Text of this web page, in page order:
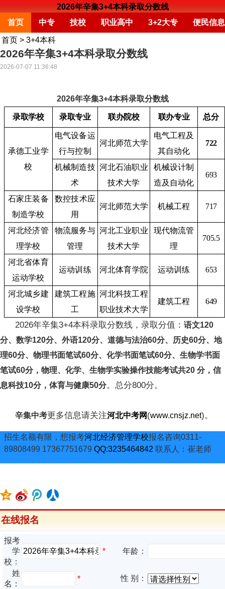
2026年辛集3+4本科录取分数线
首页
中专 技校 职业高中 3+2大专 便民信息
首页 > 3+4本科
2026年辛集3+4本科录取分数线
2026-07-07 11:36:48
2026年辛集3+4本科录取分数线
录取学校 录取专业 联办院校 联办专业 总分
承德工业学
校
电气设备运
行与控制
河北师范大学
电气工程及
其自动化
722
机械制造技
术
河北石油职业
技术大学
机械设计制
造及自动化
693
石家庄装备
制造学校
数控技术应
用
河北师范大学 机械工程 717
河北经济管
理学校
物流服务与
管理
河北工业职业
技术大学
现代物流管
理
705.5
河北省体育
运动学校
运动训练 河北体育学院 运动训练 653
河北城乡建
设学校
建筑工程施
工
河北科技工程
职业技术大学
建筑工程 649
2026年辛集3+4本科录取分数线，录取分值： 语文120
分、数学120分、外语120分、道德与法治60分、历史60分、地
理60分、物理书面笔试60分、化学书面笔试60分、生物学书面
笔试60分，物理、化学、生物学实验操作技能考试共20 分，信
息科技10分，体育与健康50分。总分800分。
辛集中考更多信息请关注河北中考网(www.cnsjz.net)。
招生名额有限，想报考河北经济管理学校报名咨询0311-
89808499 17367751679 QQ:3235464842 联系人：崔老师
在线报名
报考
学
校：
* 年龄：
姓
名：
*
性 别：